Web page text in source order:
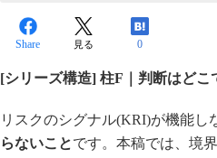
Share 見る 0
[シリーズ構造] 柱F｜判断はどこ
リスクのシグナル(KRI)が機能し
らないことです。本稿では、境